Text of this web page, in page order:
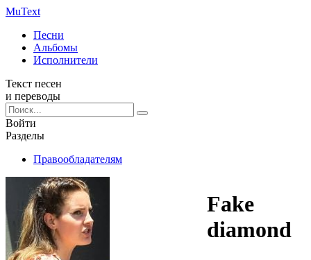
MuText
Песни
Альбомы
Исполнители
Текст песен
и переводы
Войти
Разделы
Правообладателям
Fake
diamond